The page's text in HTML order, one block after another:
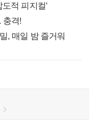
적 피지컬’
충격!
, 매일 밤 즐거워